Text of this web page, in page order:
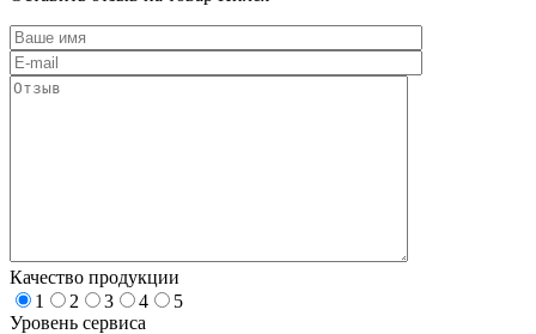
Качество продукции
1
2 3 4
5
Уровень сервиса